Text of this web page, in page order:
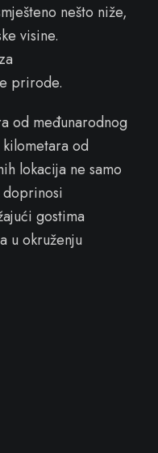
nešto niže,
visine.
prirode.
od međunarodnog
od
lokacija ne samo
gostima
u okruženju